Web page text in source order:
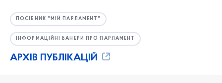
ПОСІБНИК "МІЙ ПАРЛАМЕНТ"
ІНФОРМАЦІЙНІ БАНЕРИ ПРО ПАРЛАМЕНТ
АРХІВ ПУБЛІКАЦІЙ